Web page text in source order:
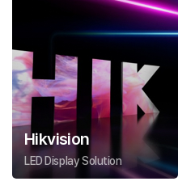
Hikvision
LED Display Solution